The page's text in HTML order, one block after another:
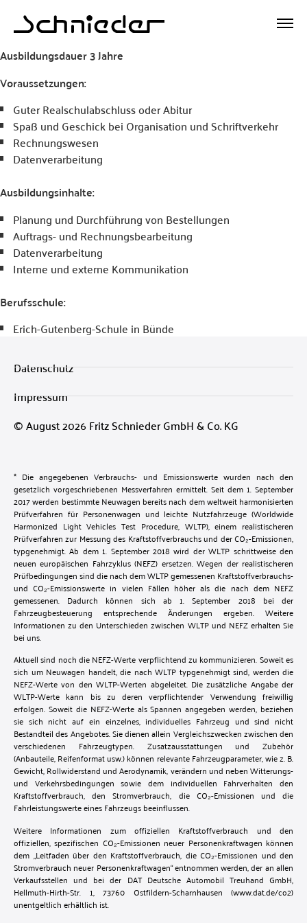
Ausbildungsdauer 3 Jahre
Voraussetzungen:
Guter Realschulabschluss oder Abitur
Spaß und Geschick bei Organisation und Schriftverkehr
Rechnungswesen
Datenverarbeitung
Ausbildungsinhalte:
Planung und Durchführung von Bestellungen
Auftrags- und Rechnungsbearbeitung
Datenverarbeitung
Interne und externe Kommunikation
Berufsschule:
Erich-Gutenberg-Schule in Bünde
Datenschutz
Impressum
© August 2026 Fritz Schnieder GmbH & Co. KG
* Die angegebenen Verbrauchs- und Emissionswerte wurden nach den
gesetzlich vorgeschriebenen Messverfahren ermittelt. Seit dem 1. September
2017 werden bestimmte Neuwagen bereits nach dem weltweit harmonisierten
Prüfverfahren für Personenwagen und leichte Nutzfahrzeuge (Worldwide
Harmonized Light Vehicles Test Procedure, WLTP), einem realistischeren
Prüfverfahren zur Messung des Kraftstoffverbrauchs und der CO₂-Emissionen,
typgenehmigt. Ab dem 1. September 2018 wird der WLTP schrittweise den
neuen europäischen Fahrzyklus (NEFZ) ersetzen. Wegen der realistischeren
Prüfbedingungen sind die nach dem WLTP gemessenen Kraftstoffverbrauchs-
und CO₂-Emissionswerte in vielen Fällen höher als die nach dem NEFZ
gemessenen. Dadurch können sich ab 1. September 2018 bei der
Fahrzeugbesteuerung entsprechende Änderungen ergeben. Weitere
Informationen zu den Unterschieden zwischen WLTP und NEFZ erhalten Sie
bei uns.
Aktuell sind noch die NEFZ-Werte verpflichtend zu kommunizieren. Soweit es
sich um Neuwagen handelt, die nach WLTP typgenehmigt sind, werden die
NEFZ-Werte von den WLTP-Werten abgeleitet. Die zusätzliche Angabe der
WLTP-Werte kann bis zu deren verpflichtender Verwendung freiwillig
erfolgen. Soweit die NEFZ-Werte als Spannen angegeben werden, beziehen
sie sich nicht auf ein einzelnes, individuelles Fahrzeug und sind nicht
Bestandteil des Angebotes. Sie dienen allein Vergleichszwecken zwischen den
verschiedenen Fahrzeugtypen. Zusatzausstattungen und Zubehör
(Anbauteile, Reifenformat usw.) können relevante Fahrzeugparameter, wie z. B.
Gewicht, Rollwiderstand und Aerodynamik, verändern und neben Witterungs-
und Verkehrsbedingungen sowie dem individuellen Fahrverhalten den
Kraftstoffverbrauch, den Stromverbrauch, die CO₂-Emissionen und die
Fahrleistungswerte eines Fahrzeugs beeinflussen.
Weitere Informationen zum offiziellen Kraftstoffverbrauch und den
offiziellen, spezifischen CO₂-Emissionen neuer Personenkraftwagen können
dem „Leitfaden über den Kraftstoffverbrauch, die CO₂-Emissionen und den
Stromverbrauch neuer Personenkraftwagen“ entnommen werden, der an allen
Verkaufsstellen und bei der DAT Deutsche Automobil Treuhand GmbH,
Hellmuth-Hirth-Str. 1, 73760 Ostfildern-Scharnhausen (www.dat.de/co2)
unentgeltlich erhältlich ist.